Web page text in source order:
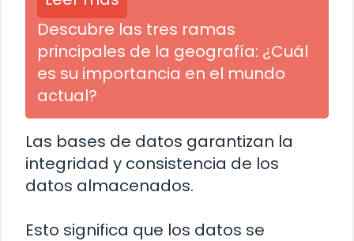
Descubre las tres ramas
principales de la geografía: ¿Cuál
es su importancia en el mundo
actual?
Las bases de datos garantizan la
integridad y consistencia de los
datos almacenados.
Esto significa que los datos se